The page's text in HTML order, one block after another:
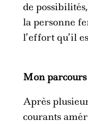
de
la personne
l’effort qu’il
Mon parcours
Après
courants